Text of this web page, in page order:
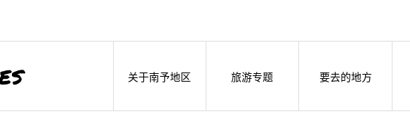
关于南予地区 旅游专题 要去的地方